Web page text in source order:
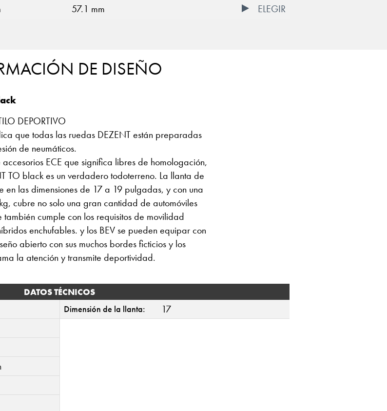
57.1 mm ELEGIR
DE DISEÑO
DEPORTIVO
que todas las ruedas DEZENT están preparadas
de neumáticos.
ECE que significa libres de homologación,
TO black es un verdadero todoterreno. La llanta de
en las dimensiones de 17 a 19 pulgadas, y con una
cubre no solo una gran cantidad de automóviles
también cumple con los requisitos de movilidad
enchufables. y los BEV se pueden equipar con
abierto con sus muchos bordes ficticios y los
la atención y transmite deportividad.
DATOS TÉCNICOS
Dimensión de la llanta: 17